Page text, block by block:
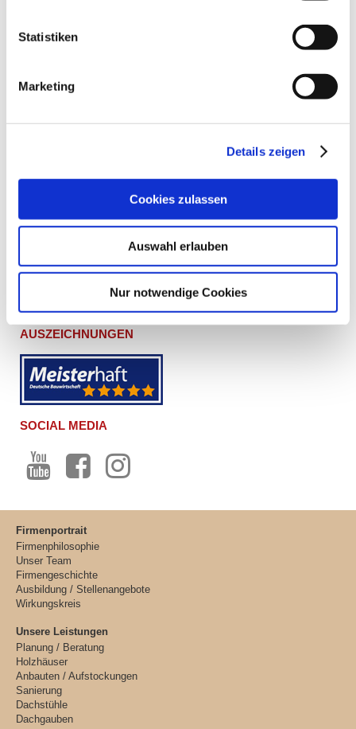
Statistiken
Marketing
Details zeigen
Cookies zulassen
Auswahl erlauben
Nur notwendige Cookies
L. U. H. KEILHOLZ GMBH
Telefon 0911 37768 0
Telefax 0911 37768 20
AUSZEICHNUNGEN
SOCIAL MEDIA
Firmenportrait
Firmenphilosophie
Unser Team
Firmengeschichte
Ausbildung / Stellenangebote
Wirkungskreis
Unsere Leistungen
Planung / Beratung
Holzhäuser
Anbauten / Aufstockungen
Sanierung
Dachstühle
Dachgauben